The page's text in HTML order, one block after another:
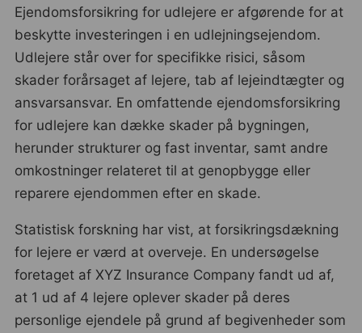
Ejendomsforsikring for udlejere er afgørende for at
beskytte investeringen i en udlejningsejendom.
Udlejere står over for specifikke risici, såsom
skader forårsaget af lejere, tab af lejeindtægter og
ansvarsansvar. En omfattende ejendomsforsikring
for udlejere kan dække skader på bygningen,
herunder strukturer og fast inventar, samt andre
omkostninger relateret til at genopbygge eller
reparere ejendommen efter en skade.
Statistisk forskning har vist, at forsikringsdækning
for lejere er værd at overveje. En undersøgelse
foretaget af XYZ Insurance Company fandt ud af,
at 1 ud af 4 lejere oplever skader på deres
personlige ejendele på grund af begivenheder som